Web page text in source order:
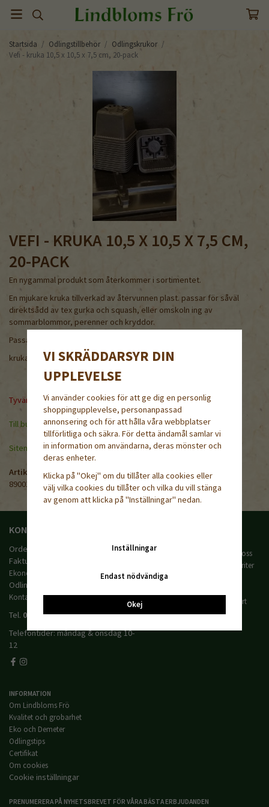
Startsida / Odlingstillbehör / Odlingskrukor /
Vefi - kruka 10,5 x 10,5 x 7,5 cm, 20-pack
VEFI - KRUKA 10,5 X 10,5 X 7,5 CM,
20-PACK
En nygammal produkt som återkommer i sortimentet.
En mjukare kruka tillverkad av återvunnen plast. passar för såväl
direktsådd av tex gurka och squash, eller omskoln ing av
sommarblommor, perenner och kryddor.
Passar bra i transportbrättet för 11cm krukor, art nr
krukan är 10,5 x 10,5 x 7,5cm hög, rymmer 0,55l.
Tyvärr ingår inte denna produkt i vårt sortiment för tillfället.
Till butikens startsida »
Sitemap »
Artikelnummer:
890010
KONTAKTA OSS
Orderfrågor: Order@lindbloms.se
Fakturafrågor:
Ekonomi@lindbloms.se
Odlingsfrågor:
Kontakt@lindbloms.se
Tel. 0414-70880
Telefontider: måndag & onsdag 10-
12
Kontakta oss
Mina favoriter
Presentkort
Prislista
INFORMATION
Om Lindbloms Frö
Kvalitet och grobarhet
Eko och Demeter
Odlingstips
Certifikat
Om cookies
Cookie inställningar
PRENUMERERA PÅ NYHETSBREVET FÖR VÅRA BÄSTA ERBJUDANDEN
VI SKRÄDDARSYR DIN
UPPLEVELSE
Vi använder cookies för att ge dig en personlig
shoppingupplevelse, personanpassad
annonsering och för att hålla våra webbplatser
tillförlitliga och säkra. För detta ändamål samlar vi
in information om användarna, deras mönster och
deras enheter.
Klicka på "Okej" om du tillåter alla cookies eller
välj vilka cookies du tillåter och vilka du vill stänga
av genom att klicka på "Inställningar" nedan.
Inställningar
Endast nödvändiga
Okej